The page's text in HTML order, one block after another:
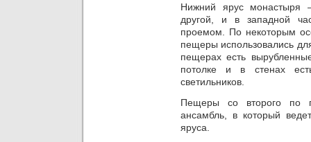
Нижний ярус монастыря
другой, и в западной
проемом. По некоторым
пещеры использовались
пещерах есть
потолке и в стенах
светильников.
Пещеры со второго по
ансамбль, в который
яруса.